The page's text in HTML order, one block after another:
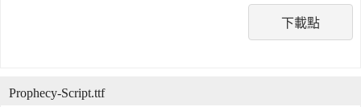
下載點
Prophecy-Script.ttf